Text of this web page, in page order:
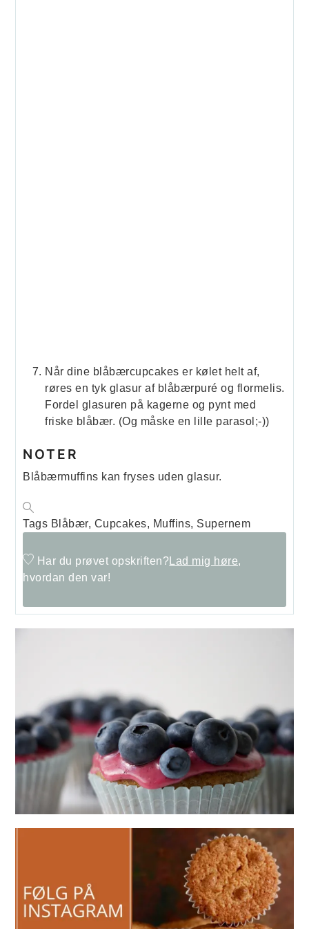
Når dine blåbærcupcakes er kølet helt af,
røres en tyk glasur af blåbærpuré og flormelis.
Fordel glasuren på kagerne og pynt med
friske blåbær. (Og måske en lille parasol;-))
NOTER
Blåbærmuffins kan fryses uden glasur.
Tags Blåbær, Cupcakes, Muffins, Supernem
Har du prøvet opskriften? Lad mig høre,
hvordan den var!